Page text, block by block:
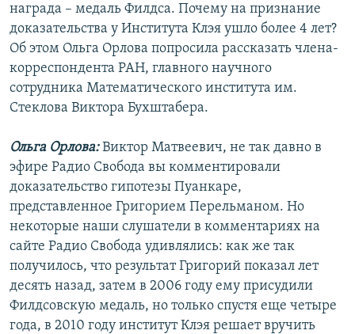
Все сайты РСЕ/РС
награда – медаль Филдса. Почему на признание
доказательства у Института Клэя ушло более 4 лет?
Об этом Ольга Орлова попросила рассказать члена-
корреспондента РАН, главного научного
сотрудника Математического института им.
Стеклова Виктора Бухштабера.
Ольга Орлова:Виктор Матвеевич, не так давно в
эфире Радио Свобода вы комментировали
доказательство гипотезы Пуанкаре,
представленное Григорием Перельманом. Но
некоторые наши слушатели в комментариях на
сайте Радио Свобода удивлялись: как же так
получилось, что результат Григорий показал лет
десять назад, затем в 2006 году ему присудили
Филдсовскую медаль, но только спустя еще четыре
года, в 2010 году институт Клэя решает вручить